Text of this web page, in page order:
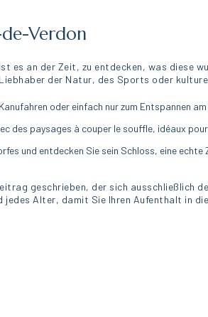
Verdon
ist es an der Zeit, zu entdecken, was diese
der Natur, des Sports oder
oder einfach nur zum Entspannen am
des paysages à couper le souffle, idéaux
und entdecken Sie sein Schloss, eine echte
geschrieben, der sich ausschließlich
Alter, damit Sie Ihren Aufenthalt in